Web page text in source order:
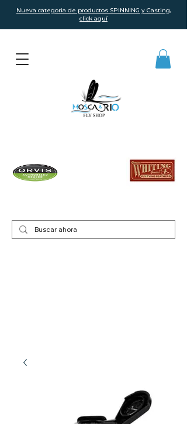
Nueva categoria de productos SPINNING y Casting,
click aquí